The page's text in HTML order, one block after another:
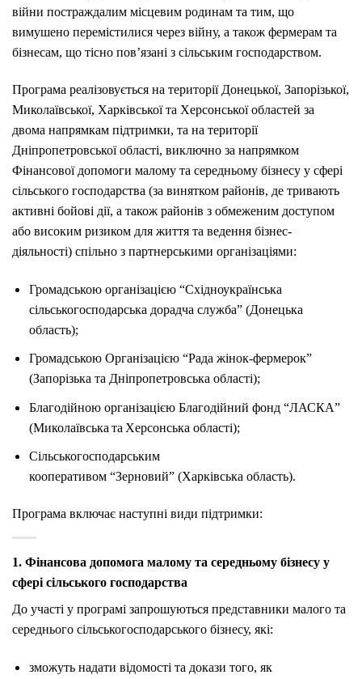
війни постраждалим місцевим родинам та тим, що
вимушено перемістилися через війну, а також фермерам та
бізнесам, що тісно пов’язані з сільським господарством.
Програма реалізовується на території Донецької, Запорізької,
Миколаївської, Харківської та Херсонської областей за
двома напрямкам підтримки, та на території
Дніпропетровської області, виключно за напрямком
Фінансової допомоги малому та середньому бізнесу у сфері
сільського господарства (за винятком районів, де тривають
активні бойові дії, а також районів з обмеженим доступом
або високим ризиком для життя та ведення бізнес-
діяльності) спільно з партнерськими організаціями:
Громадською організацією “Східноукраїнська
сільськогосподарська дорадча служба” (Донецька
область);
Громадською Організацією “Рада жінок-фермерок”
(Запорізька та Дніпропетровська області);
Благодійною організацією Благодійний фонд “ЛАСКА”
(Миколаївська та Херсонська області);
Сільськогосподарським
кооперативом “Зерновий” (Харківська область).
Програма включає наступні види підтримки:
1. Фінансова допомога малому та середньому бізнесу у
сфері сільського господарства
До участі у програмі запрошуються представники малого та
середнього сільськогосподарського бізнесу, які:
зможуть надати відомості та докази того, як